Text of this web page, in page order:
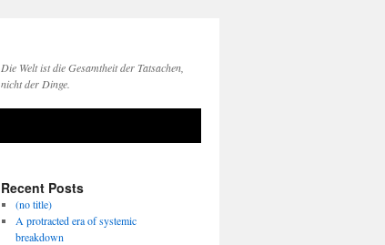
Die Welt ist die Gesamtheit der Tatsachen,
nicht der Dinge.
Recent Posts
(no title)
A protracted era of systemic
breakdown